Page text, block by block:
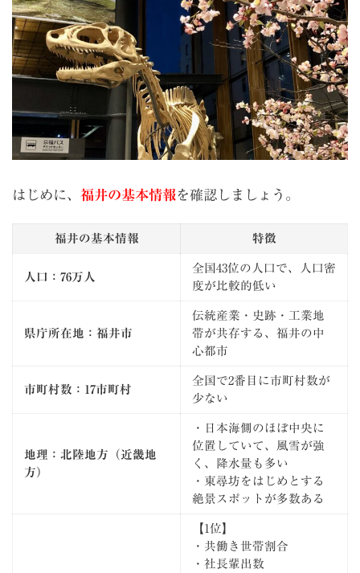
はじめに、 福井の基本情報を確認しましょう。
福井の基本情報 特徴
人口：76万人
全国43位の人口で、人口密
度が比較的低い
県庁所在地：福井市
伝統産業・史跡・工業地
帯が共存する、福井の中
心都市
市町村数：17市町村
全国で2番目に市町村数が
少ない
地理：北陸地方（近畿地
方）
・日本海側のほぼ中央に
位置していて、風雪が強
く、降水量も多い
・東尋坊をはじめとする
絶景スポットが多数ある
【1位】
・共働き世帯割合
・社長輩出数